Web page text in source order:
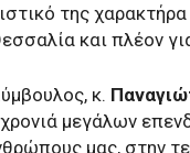
της
και πλέον
κ.
χρονιά μεγάλων
μας, στην